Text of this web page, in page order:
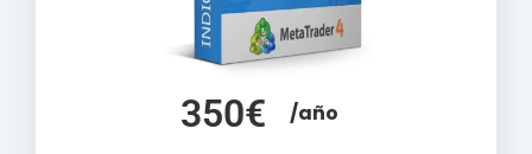
350€ /año